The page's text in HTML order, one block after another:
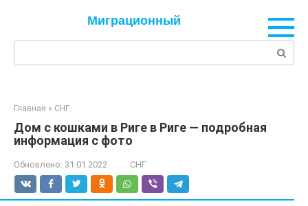
Миграционный
Главная » СНГ
Дом с кошками в Риге в Риге — подробная
информация с фото
Обновлено: 31.01.2022 СНГ